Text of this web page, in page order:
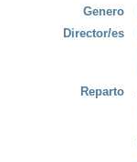
Genero
Director/es
Reparto